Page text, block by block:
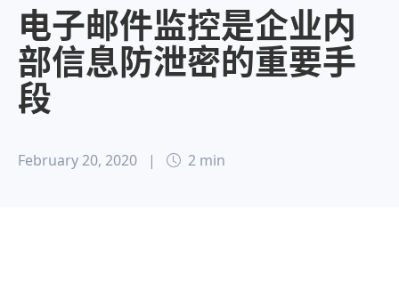
电子邮件监控是企业内
部信息防泄密的重要手
段
February 20, 2020 | 2 min